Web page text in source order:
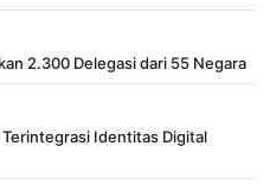
2.300 Delegasi dari 55 Negara
Identitas Digital